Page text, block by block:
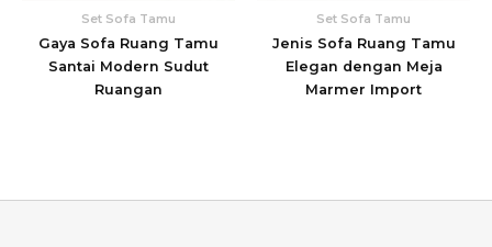
Set Sofa Tamu
Gaya Sofa Ruang Tamu
Santai Modern Sudut
Ruangan
Set Sofa Tamu
Jenis Sofa Ruang Tamu
Elegan dengan Meja
Marmer Import